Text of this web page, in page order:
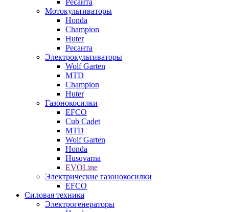
Ресанта
Мотокультиваторы
Honda
Champion
Huter
Ресанта
Электрокультиваторы
Wolf Garten
MTD
Champion
Huter
Газонокосилки
EFCO
Cub Cadet
MTD
Wolf Garten
Honda
Husqvarna
EVOLine
Электрические газонокосилки
EFCO
Силовая техника
Электрогенераторы